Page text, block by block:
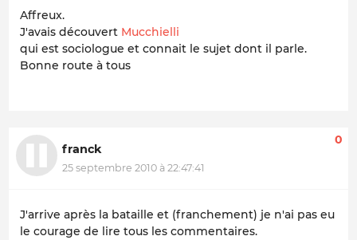
Affreux.
J'avais découvert Mucchielli
qui est sociologue et connait le sujet dont il parle.
Bonne route à tous
franck
25 septembre 2010 à 22:47:41
0
J'arrive après la bataille et (franchement) je n'ai pas eu
le courage de lire tous les commentaires.